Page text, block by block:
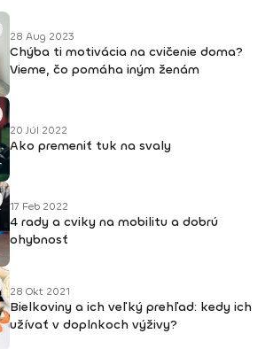
28 Aug 2023
Chýba ti motivácia na cvičenie doma?
Vieme, čo pomáha iným ženám
20 Júl 2022
Ako premeniť tuk na svaly
17 Feb 2022
4 rady a cviky na mobilitu a dobrú
ohybnosť
28 Okt 2021
Bielkoviny a ich veľký prehľad: kedy ich
užívať v doplnkoch výživy?